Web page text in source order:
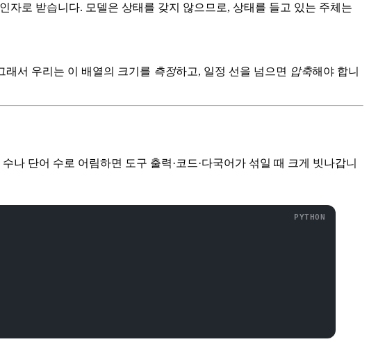
자로 받습니다. 모델은 상태를 갖지 않으므로, 상태를 들고 있는 주체는
래서 우리는 이 배열의 크기를 측정하고, 일정 선을 넘으면 압축해야 합니
나 단어 수로 어림하면 도구 출력·코드·다국어가 섞일 때 크게 빗나갑니